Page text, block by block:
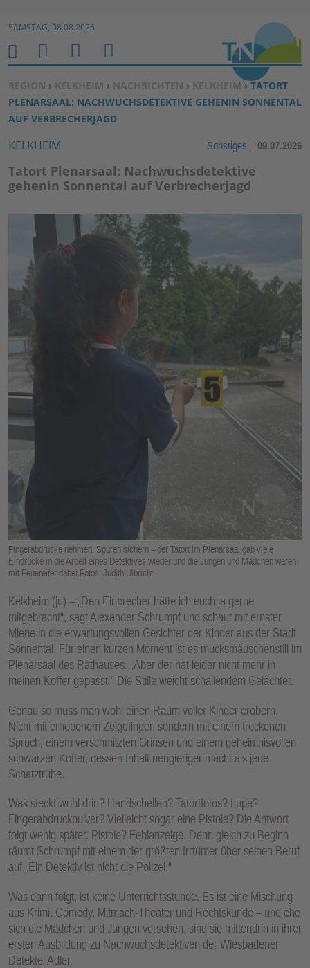
Zum Inhalt springen ↓
SAMSTAG, 08.08.2026
SIE BEFINDEN SICH HIER:
REGION › KELKHEIM › NACHRICHTEN › KELKHEIM › TATORT
PLENARSAAL: NACHWUCHSDETEKTIVE GEHENIN SONNENTAL
AUF VERBRECHERJAGD
KELKHEIM Sonstiges 09.07.2026
Tatort Plenarsaal: Nachwuchsdetektive
gehenin Sonnental auf Verbrecherjagd
Fingerabdrücke nehmen, Spuren sichern – der Tatort im Plenarsaal gab viele
Eindrücke in die Arbeit eines Detektives wieder und die Jungen und Mädchen waren
mit Feuereifer dabei.Fotos: Judith Ulbricht
Kelkheim (ju) – „Den Einbrecher hätte ich euch ja gerne
mitgebracht“, sagt Alexander Schrumpf und schaut mit ernster
Miene in die erwartungsvollen Gesichter der Kinder aus der Stadt
Sonnental. Für einen kurzen Moment ist es mucksmäuschenstill im
Plenarsaal des Rathauses. „Aber der hat leider nicht mehr in
meinen Koffer gepasst.“ Die Stille weicht schallendem Gelächter.
Genau so muss man wohl einen Raum voller Kinder erobern.
Nicht mit erhobenem Zeigefinger, sondern mit einem trockenen
Spruch, einem verschmitzten Grinsen und einem geheimnisvollen
schwarzen Koffer, dessen Inhalt neugieriger macht als jede
Schatztruhe.
Was steckt wohl drin? Handschellen? Tatortfotos? Lupe?
Fingerabdruckpulver? Vielleicht sogar eine Pistole? Die Antwort
folgt wenig später. Pistole? Fehlanzeige. Denn gleich zu Beginn
räumt Schrumpf mit einem der größten Irrtümer über seinen Beruf
auf.„Ein Detektiv ist nicht die Polizei.“
Was dann folgt, ist keine Unterrichtsstunde. Es ist eine Mischung
aus Krimi, Comedy, Mitmach-Theater und Rechtskunde – und ehe
sich die Mädchen und Jungen versehen, sind sie mittendrin in ihrer
ersten Ausbildung zu Nachwuchsdetektiven der Wiesbadener
Detektei Adler.
H
O
M
E
M
E
N
U
S
U
C
H
B
E
N
U
E
R
U
N
N